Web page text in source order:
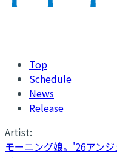
Top
Schedule
News
Release
Artist:
モーニング娘。'26アン